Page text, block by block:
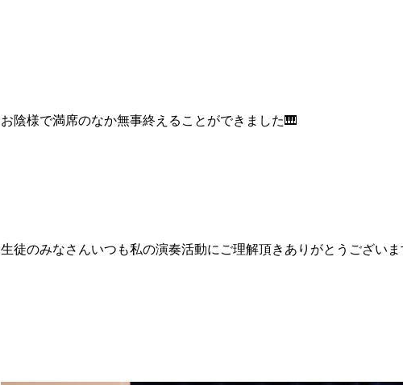
お陰様で満席のなか無事終えることができました🎹
生徒のみなさんいつも私の演奏活動にご理解頂きありがとうござい